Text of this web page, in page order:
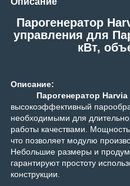
Парогенератор
управления для
кВт,
Описание:
Парогенератор Harvia
высокоэффективный
необходимыми для
работы качествами.
что позволяет модулю
Небольшие размеры и
гарантируют простоту
конструкции.